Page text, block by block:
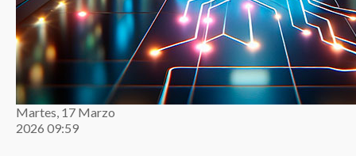
Martes, 17 Marzo
2026 09:59